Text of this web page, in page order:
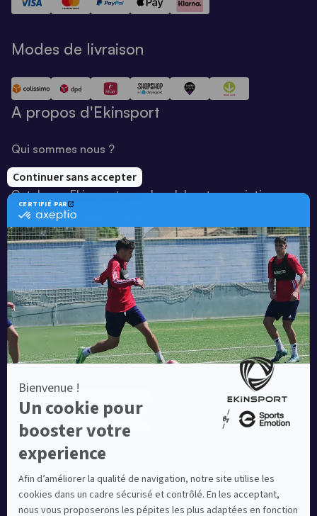
Modes de livraison
A propos d'Ekinsport
Qui sommes nous ?
Notre savoir-faire
Catalogue Ekinsport pour les clubs et associations
Catalogue running Ekinsport
Blog
Une société de :
Equipementier sportif leader en France depuis plus de
10 ans, Ekinsport a été distingué par la rédaction de
Capital dans son classement des « Meilleurs sites de